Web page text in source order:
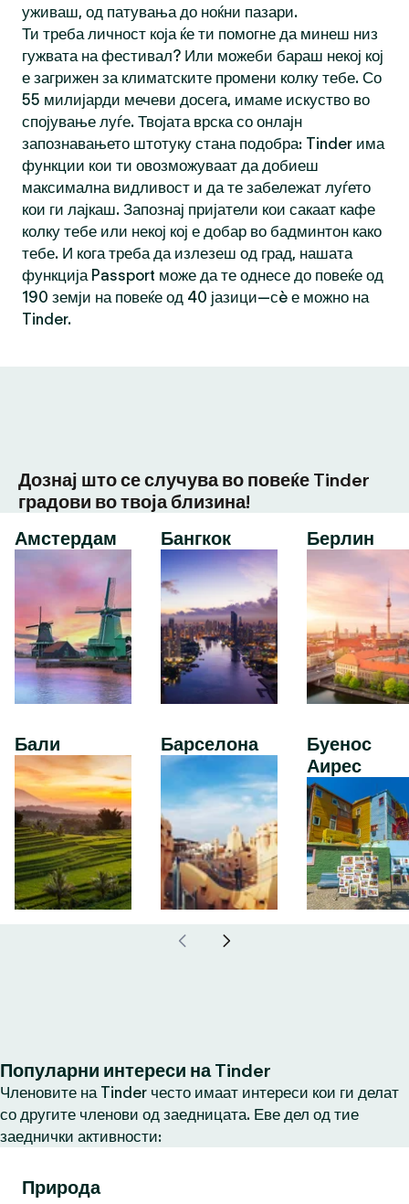
уживаш, од патувања до ноќни пазари.
Ти треба личност која ќе ти помогне да минеш низ
гужвата на фестивал? Или можеби бараш некој кој
е загрижен за климатските промени колку тебе. Со
55 милијарди мечеви досега, имаме искуство во
спојување луѓе. Твојата врска со онлајн
запознавањето штотуку стана подобра: Tinder има
функции кои ти овозможуваат да добиеш
максимална видливост и да те забележат луѓето
кои ги лајкаш. Запознај пријатели кои сакаат кафе
колку тебе или некој кој е добар во бадминтон како
тебе. И кога треба да излезеш од град, нашата
функција Passport може да те однесе до повеќе од
190 земји на повеќе од 40 јазици—сè е можно на
Tinder.
Дознај што се случува во повеќе Tinder
градови во твоја близина!
Амстердам
Бали
Бангкок
Барселона
Берлин
Буенос
Аирес
Популарни интереси на Tinder
Членовите на Tinder често имаат интереси кои ги делат
со другите членови од заедницата. Еве дел од тие
заеднички активности:
Природа